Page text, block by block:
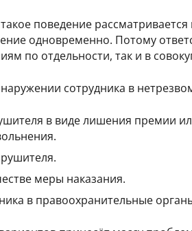
поведение
одновременно. Потому
по отдельности, так и в
сотрудника в
в виде лишения премии
меры наказания.
в правоохранительные